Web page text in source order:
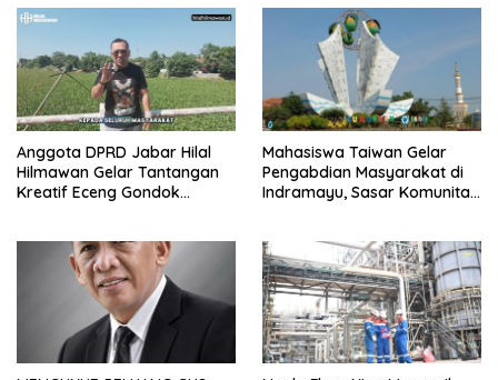
Anggota DPRD Jabar Hilal
Hilmawan Gelar Tantangan
Kreatif Eceng Gondok
Mahasiswa Taiwan Gelar
Pengabdian Masyarakat di
Indramayu, Sasar Komunitas